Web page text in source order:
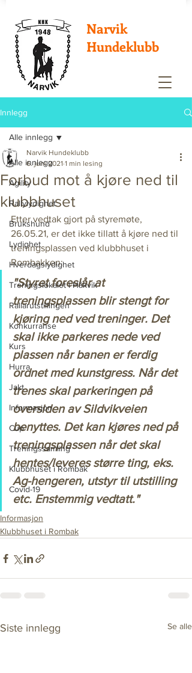
Narvik
Hundeklubb
Innlegg
Alle innlegg
Agility
Rallylydighet
Brukshund
Lydighet
Hverdagslydighet
Treningslokalet i Håkvik
Rallarutstillingen
Konkurranse
Kurs
Hurra
Jakt
Informasjon
Cup
Treningssamling
Klubbhuset i Rombak
Covid-19
Alle innlegg
Forbud mot å kjøre ned til
klubbhuset
Narvik Hundeklubb
6. juni 2021 1 min lesing
Etter vedtak gjort på styremøte,
26.05.21, er det ikke tillatt å kjøre ned til
treningsplassen ved klubbhuset i
Rombakken:
"Styret foreslår at
treningsplassen blir stengt for
kjøring ned ved treninger. Det
skal ikke parkeres nede ved
plassen når banen er ferdig
ordnet med kunstgress. Når det
trenes skal parkeringen på
oversiden av Sildvikveien
benyttes. Det kan kjøres ned på
treningsplassen når det skal
hentes/leveres større ting, eks.
Ag-hengeren, utstyr til utstilling
etc. Enstemmig vedtatt."
Informasjon
Klubbhuset i Rombak
Siste innlegg Se alle